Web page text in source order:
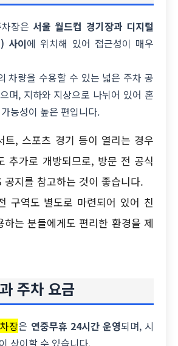
장은 서울 월드컵 경기장과 디지털
사이에 위치해 있어 접근성이 매우
차량을 수용할 수 있는 넓은 주차 공
며, 지하와 지상으로 나뉘어 있어 혼
능성이 높은 편입니다.
트, 스포츠 경기 등이 열리는 경우
추가로 개방되므로, 방문 전 공식
공지를 참고하는 것이 좋습니다.
구역도 별도로 마련되어 있어 친
는 분들에게도 편리한 환경을 제
주차 요금
장은 연중무휴 24시간 운영되며, 시
상이할 수 있습니다.